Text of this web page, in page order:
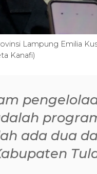
Lampung Emilia
Kanafi)
ada dua